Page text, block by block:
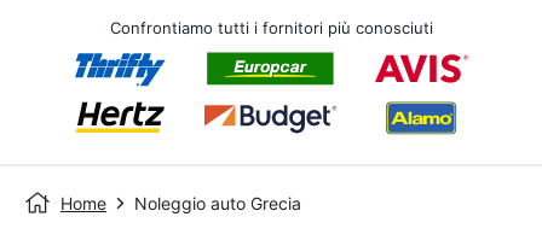
Confrontiamo tutti i fornitori più conosciuti
Home Noleggio auto Grecia